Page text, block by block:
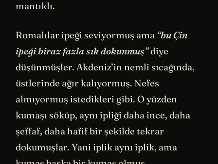
mantıklı.
Romalılar ipeği seviyormuş ama “bu Çin
ipeği biraz fazla sık dokunmuş”diye
düşünmüşler. Akdeniz’in nemli sıcağında,
üstlerinde ağır kalıyormuş. Nefes
almıyormuş istedikleri gibi. O yüzden
kumaşı söküp, aynı ipliği daha ince, daha
şeffaf, daha hafif bir şekilde tekrar
dokumuşlar. Yani iplik aynı iplik, ama